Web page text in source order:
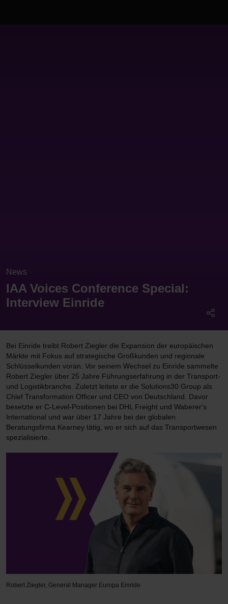
News
IAA Voices Conference Special:
Interview Einride
Bei Einride treibt Robert Ziegler die Expansion der europäischen
Märkte mit Fokus auf strategische Großkunden und regionale
Schlüsselkunden voran. Vor seinem Wechsel zu Einride sammelte
Robert Ziegler über 25 Jahre Führungserfahrung in der Transport-
und Logistikbranche. Zuletzt leitete er die Solutions30 Group als
Chief Transformation Officer und CEO von Deutschland. Davor
besetzte er C-Level-Positionen bei DHL Freight und Waberer's
International und war über 17 Jahre bei der globalen
Beratungsfirma Kearney tätig, wo er sich auf das Transportwesen
spezialisierte.
Robert Ziegler, General Manager Europa Einride